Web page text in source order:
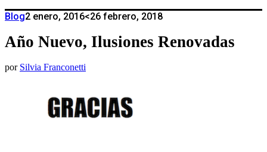
Blog2 enero, 2016<26 febrero, 2018
Año Nuevo, Ilusiones Renovadas
por Silvia Franconetti